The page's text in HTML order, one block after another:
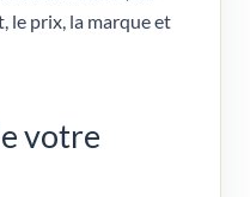
le prix, la marque et
votre